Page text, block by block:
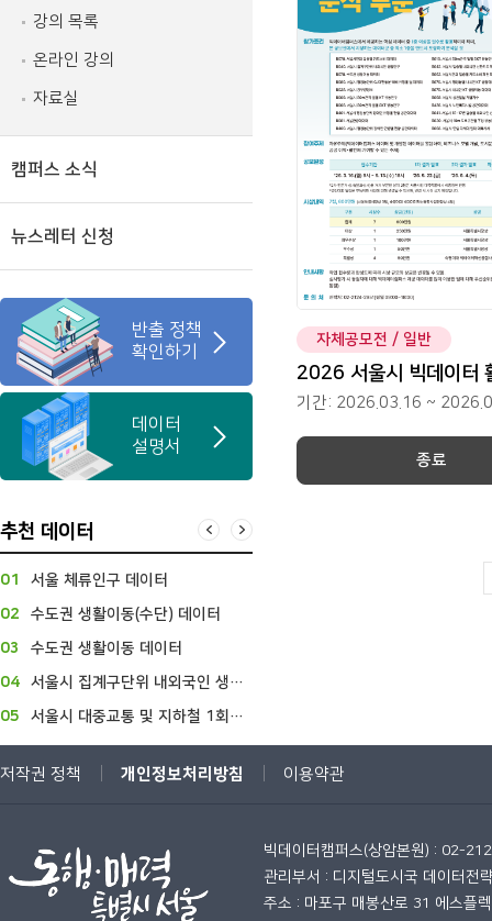
강의 목록
온라인 강의
자료실
캠퍼스 소식
뉴스레터 신청
반출 정책
확인하기
데이터
설명서
추천 데이터
01
서울 체류인구 데이터
02
수도권 생활이동(수단) 데이터
03
수도권 생활이동 데이터
04
서울시 집계구단위 내외국인 생활인구
05
서울시 대중교통 및 지하철 1회권 승하차 데이터
자체공모전 / 일반
기간: 2026.03.16 ~
종료
저작권 정책 개인정보처리방침 이용약관
빅데이터캠퍼스(상암본원) : 02-
관리부서 : 디지털도시국 데이터전
주소 : 마포구 매봉산로 31 에스플